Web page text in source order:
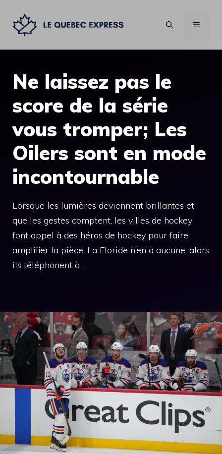
contenu
MENU
Ne laissez pas le
score de la série
vous tromper; Les
Oilers sont en mode
incontournable
Lorsque les lumières deviennent brillantes et
que les gestes comptent, les villes de hockey
font appel à des héros de hockey pour faire
amplifier la pièce. La Floride n’en a aucune, alors
ils téléphonent à …